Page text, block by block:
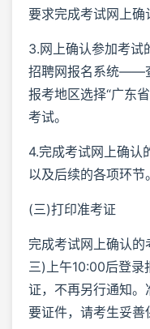
要求完成考试网上确
3.网上确认参加考试
招聘网报名系统
报考地区选择“广
考试。
4.完成考试网上确认
以及后续的各项环节。
(三)打印准考证
完成考试网上确认
三)上午10:00后登录
证，不再另行通知
要证件，请考生妥善